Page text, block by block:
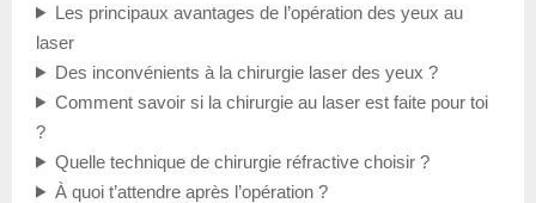
Les principaux avantages de l’opération des yeux au
laser
Des inconvénients à la chirurgie laser des yeux ?
Comment savoir si la chirurgie au laser est faite pour toi
?
Quelle technique de chirurgie réfractive choisir ?
À quoi t’attendre après l’opération ?